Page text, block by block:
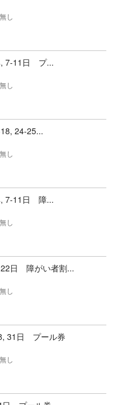
し
7-11日 プ...
し
24-25...
し
7-11日 障...
し
日 障がい者割...
し
31日 プール券
し